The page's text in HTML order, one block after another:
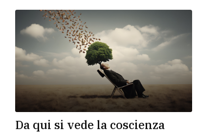
Da qui si vede la coscienza